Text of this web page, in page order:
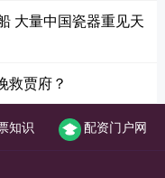
大量中国瓷器重见天
救贾府？
知识 配资门户网